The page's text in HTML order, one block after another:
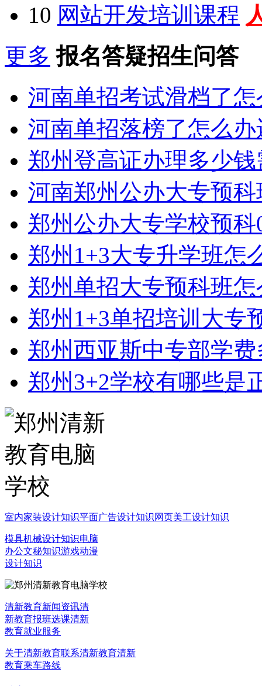
10 网站开发培训课程
更多 报名答疑招生问答
河南单招考试滑档了
河南单招落榜了怎么
郑州登高证办理多少
河南郑州公办大专预
郑州公办大专学校预
郑州1+3大专升学班怎
郑州单招大专预科班
郑州1+3单招培训大专
郑州西亚斯中专部学
郑州3+2学校有哪些是
室内家装设计知识平面广告设计知识网页美工设计知识
模具机械设计知识电脑
办公文秘知识游戏动漫
设计知识
清新教育新闻资讯清
新教育报班选课清新
教育就业服务
关于清新教育联系清新教育清新
教育乘车路线